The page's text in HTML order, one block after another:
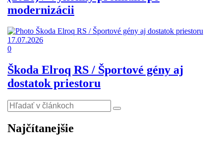
modernizácii
17.07.2026
0
Škoda Elroq RS / Športové gény aj
dostatok priestoru
Najčítanejšie